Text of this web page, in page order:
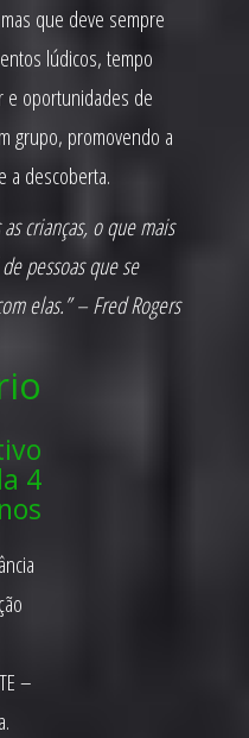
que deve sempre
lúdicos, tempo
e oportunidades de
grupo, promovendo a
a descoberta.
as crianças, o que mais
pessoas que se
elas.” – Fred Rogers
4
–